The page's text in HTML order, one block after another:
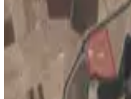
410/m²·
15.580.000 ₺
BENGİSU EMLAK DANIŞMANLIK